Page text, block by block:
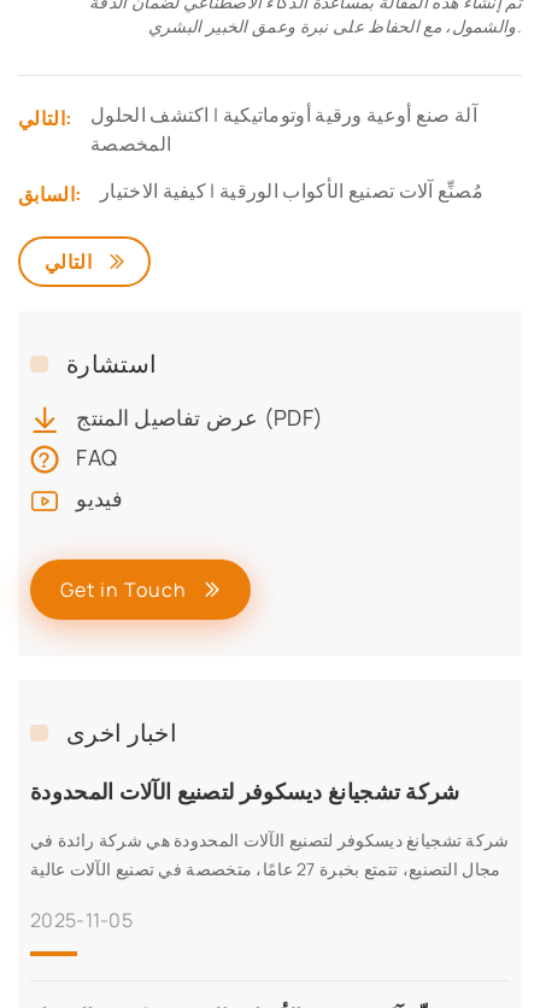
والشمول، مع الحفاظ على نبرة وعمق الخبير البشري.
التالي:
آلة صنع أوعية ورقية أوتوماتيكية | اكتشف الحلول
المخصصة
السابق:
مُصنِّع آلات تصنيع الأكواب الورقية | كيفية الاختيار
التالي
استشارة
عرض تفاصيل المنتج (PDF)
FAQ
فيديو
Get in Touch
اخبار اخرى
شركة تشجيانغ ديسكوفر لتصنيع الآلات المحدودة
شركة تشجيانغ ديسكوفر لتصنيع الآلات المحدودة هي شركة رائدة في
مجال التصنيع، تتمتع بخبرة 27 عامًا، متخصصة في تصنيع الآلات عالية
وغيرها، ونقدم حلولاً مبتكرة، ونصدر إلى أكثر من 60 دولة، وبطاقة
إنتاجية عالية تصل إلى 100 وحدة شهريًا. اكتشفوا تقنيتنا المتقدمة،
2025-11-05